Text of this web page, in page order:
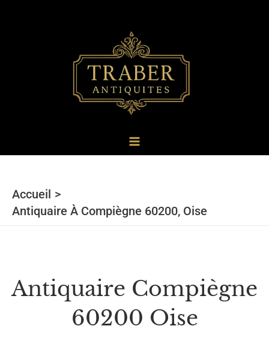
Accueil
Antiquaire À Compiègne 60200, Oise
Antiquaire Compiègne
60200 Oise